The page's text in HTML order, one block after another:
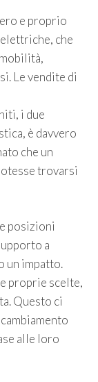
e proprio
che
Le vendite di
i due
è davvero
che un
trovarsi
posizioni
a
un impatto.
proprie scelte,
Questo ci
alle loro